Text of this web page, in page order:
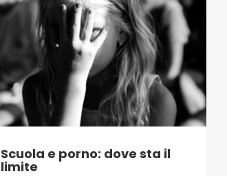
Scuola e porno: dove sta il
limite